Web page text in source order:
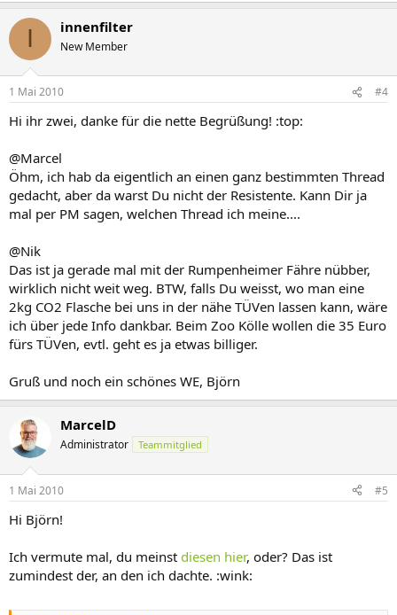
I innenfilter
New Member
1 Mai 2010 #4
Hi ihr zwei, danke für die nette Begrüßung! :top:
@Marcel
Öhm, ich hab da eigentlich an einen ganz bestimmten Thread
gedacht, aber da warst Du nicht der Resistente. Kann Dir ja
mal per PM sagen, welchen Thread ich meine....
@Nik
Das ist ja gerade mal mit der Rumpenheimer Fähre nübber,
wirklich nicht weit weg. BTW, falls Du weisst, wo man eine
2kg CO2 Flasche bei uns in der nähe TÜVen lassen kann, wäre
ich über jede Info dankbar. Beim Zoo Kölle wollen die 35 Euro
fürs TÜVen, evtl. geht es ja etwas billiger.
Gruß und noch ein schönes WE, Björn
MarcelD
Administrator Teammitglied
1 Mai 2010 #5
Hi Björn!
Ich vermute mal, du meinst diesen hier, oder? Das ist
zumindest der, an den ich dachte. :wink: